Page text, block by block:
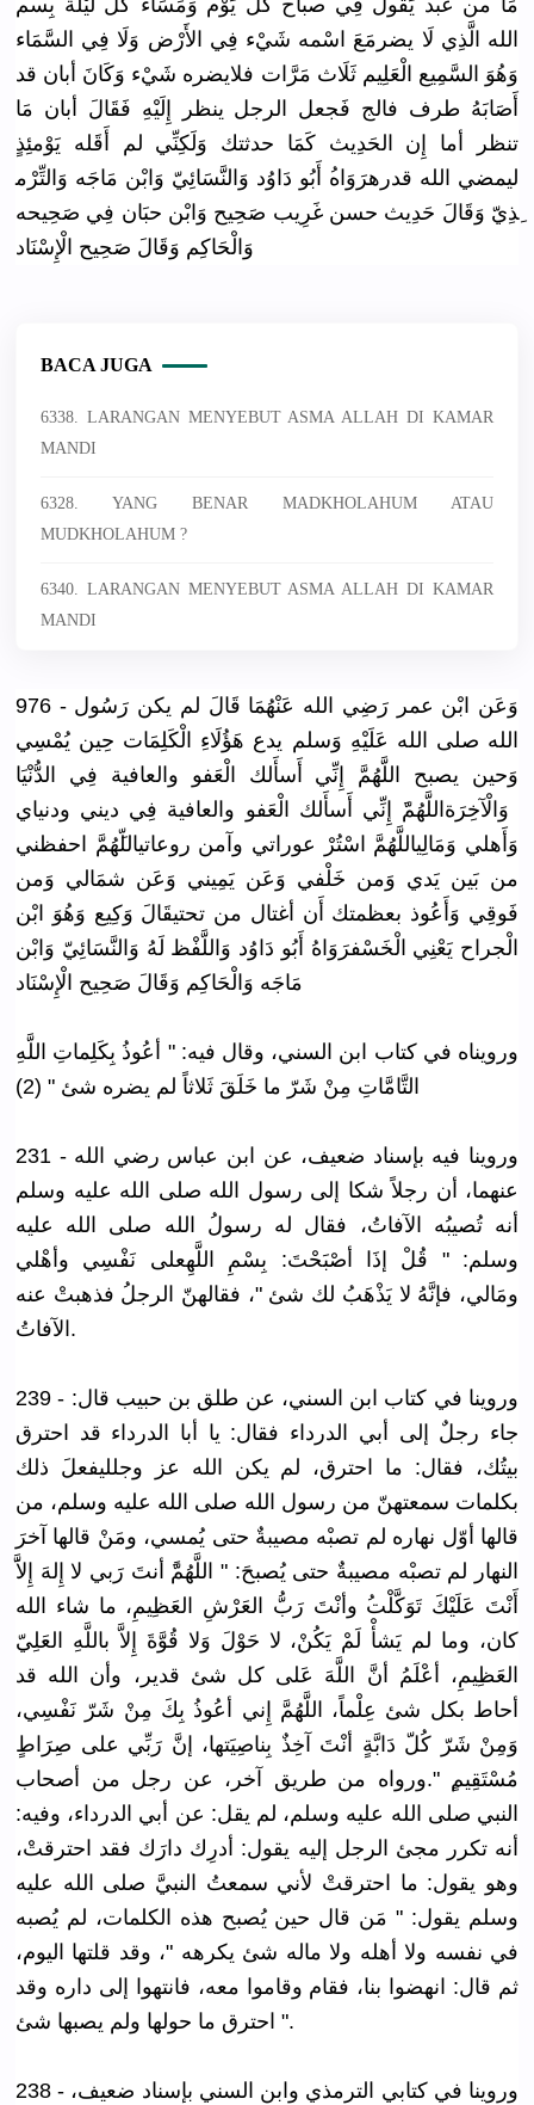
الله الَّذِي لَا يضرمَعَ اسْمه شَيْء فِي الأَرْض وَلَا فِي السَّمَاء
وَهُوَ السَّمِيع الْعَلِيم ثَلَاث مَرَّات فلايضره شَيْء وَكَانَ أبان قد
أَصَابَهُ طرف فالج فَجعل الرجل ينظر إِلَيْهِ فَقَالَ أبان مَا
تنظر أما إِن الحَدِيث كَمَا حدثتك وَلَكِنِّي لم أَقَله يَوْمئِذٍ
ليمضي الله قدرهرَوَاه ُ أَبُو دَاوُد وَالنَّسَائِيّ وَابْن مَاجَه وَالتِّرْم
ِذِيّ وَقَالَ حَدِيث حسن غَرِيب صَحِيح وَابْن حبَان فِي صَحِيحه
وَالْحَاكِم وَقَالَ صَحِيح الْإِسْنَاد
BACA JUGA
6338. LARANGAN MENYEBUT ASMA ALLAH DI KAMAR
MANDI
6328. YANG BENAR MADKHOLAHUM ATAU
MUDKHOLAHUM ?
6340. LARANGAN MENYEBUT ASMA ALLAH DI KAMAR
MANDI
976 - وَعَن ابْن عمر رَضِي الله عَنْهُمَا قَالَ لم يكن رَسُول
الله صلى الله عَلَيْهِ وَسلم يدع هَؤُلَاءِ الْكَلِمَات حِين يُمْسِي
وَحين يصبح اللَّهُمَّ إِنِّي أَسأَلك الْعَفو والعافية فِي الدُّنْيَا
وَالْآخِرَةاللَّهُمّ َ إِنِّي أَسأَلك الْعَفو والعافية فِي ديني ودنياي
وَأَهلي وَمَالِياللَّهُمَّ اسْتُرْ عوراتي وآمن روعاتياللَّهُمَّ احفظني
من بَين يَدي وَمن خَلْفي وَعَن يَمِيني وَعَن شمَالي وَمن
فَوقِي وَأَعُوذ بعظمتك أَن أغتال من تحتيقَالَ وَكِيع وَهُوَ ابْن
الْجراح يَعْنِي الْخَسْفرَ وَاهُ أَبُو دَاوُد وَاللَّفْظ لَهُ وَالنَّسَائِيّ وَابْن
مَاجَه وَالْحَاكِم وَقَالَ صَحِيح الْإِسْنَاد
ورويناه في كتاب ابن السني، وقال فيه: " أعُوذُ بِكَلِماتِ اللَّهِ
التَّامَّا
231 - وروينا فيه بإسناد ضعيف، عن ابن عباس رضي الله
عنهما، أن رجلاً شكا إلى رسول الله صلى الله عليه وسلم
أنه تُصيبُه الآفاتُ، فقال له رسولُ الله صلى الله عليه
وسلم: " قُلْ إذَا أصْبَحْتَ: بِسْمِ اللَّهِعلى نَفْسِي وأهْلي
ومَالي، فإنَّهُ لا يَذْهَبُ لك شئ "، فقالهنّ الرجلُ فذهبتْ عنه
الآفاتُ.
239 - وروينا في كتاب ابن السني، عن طلق بن حبيب قال:
جاء رجلٌ إلى أبي الدرداء فقال: يا أبا الدرداء قد احترق
بيتُك، فقال: ما احترق، لم يكن الله عز وجلليفعلَ ذلك
بكلمات سمعتهنّ من رسول الله صلى الله عليه وسلم، من
قالها أوّل نهاره لم تصبْه مصيبةٌ حتى يُمسي، ومَنْ قالها آخرَ
النهار لم تصبْه مصيبةٌ حتى يُصبحَ: " اللَّهُمَّ َ أنتَ رَبي لا إِلهَ إِلاََّ
أَنْتَ عَلَيْكَ تَوَكَّلْت ُ وأنْتَ رَبُّ العَرْشِ العَظِيمِ، ما شاء الله
كان، وما لم يَشأْ لَمْ يَكُنْ، لا حَوْلَ وَلا قُوَّةَ إِلاَّ باللَّهِ العَلِيّ
العَظِيمِ، أعْلَمُ أنَّ اللَّهَ عَلى كل شئ قدير، وأن الله قد
أحاط بكل شئ عِلْماً، اللَّهُمَّ إِني أعُوذُ بِكَ مِنْ شَرّ نَفْسِي،
وَمِنْ شَرّ كُلّ دَابَّةٍ أنْتَ آخِذٌ بِناصِيَتها، إنَّ رَبِّي على صِرَاطٍ
مُسْتَقِيم ٍ ".ورواه من طريق آخر، عن رجل من أصحاب
النبي صلى الله عليه وسلم، لم يقل: عن أبي الدرداء، وفيه:
أنه تكرر مجئ الرجل إليه يقول: أدرِك دارَك فقد احترقتْ،
وهو يقول: ما احترقتْ لأني سمعتُ النبيَّ صلى الله عليه
وسلم يقول: " مَن قال حين يُصبح هذه الكلمات، لم يُصبه
في نفسه ولا أهله ولا ماله شئ يكرهه "، وقد قلتها اليوم،
ثم قال: انهضوا بنا، فقام وقاموا معه، فانتهوا إلى داره وقد
احترق ما حولها ولم يصبها شئ ".
238 - وروينا في كتابي الترمذي وابن السني بإسناد ضعيف،